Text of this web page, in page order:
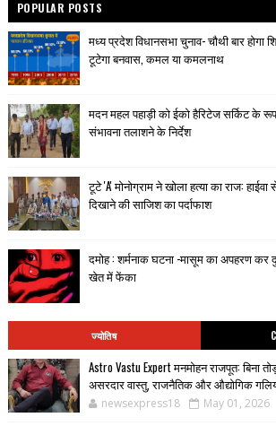
POPULAR POSTS
मध्य प्रदेश विधानसभा चुनाव- चौथी बार होगा
टूटेगा बनवास, कमल या कमलनाथ
मदन महल पहाड़ी को ईको हैरिटेज सर्किट के
संभावना तलाशने के निर्देश
टूटे 'A' मोनोग्राम ने खोला हत्या का राज:
दिखाने की साजिश का पर्दाफाश
दमोह : शर्मनाक घटना -मासूम का अपहरण कर
खेत में फेंका
ज्योतिष
Astro Vastu Expert मनमोहन राजपूत:
असरदार वास्तु, राजनैतिक और औद्योगिक
newsexpress18 May 01, 2026